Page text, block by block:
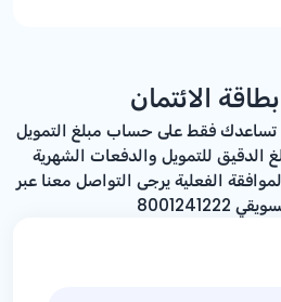
الائتمان
تساعدك فقط على حساب مبلغ التمويل
الدقيق للتمويل والدفعات الشهرية
الفعلية يرجى التواصل معنا عبر